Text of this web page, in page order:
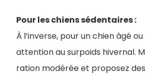
Pour les chiens sédentaires :
À l’inverse, pour un chien âgé
attention au surpoids hivernal.
ration modérée et proposez